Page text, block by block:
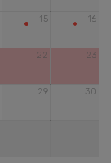
15
• 16
•
22 23
29 30